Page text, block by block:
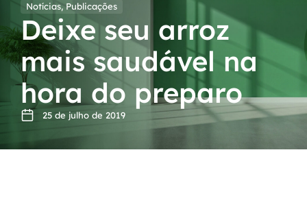
Notícias, Publicações
Deixe seu arroz
mais saudável na
hora do preparo
25 de julho de 2019